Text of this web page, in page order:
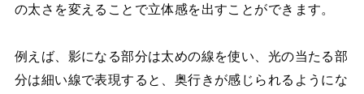
の太さを変えることで立体感を出すことができます。
例えば、影になる部分は太めの線を使い、光の当たる部
分は細い線で表現すると、奥行きが感じられるようにな